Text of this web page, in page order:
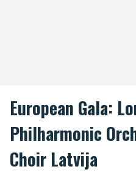
European Gala:
Philharmonic
Choir Latvija